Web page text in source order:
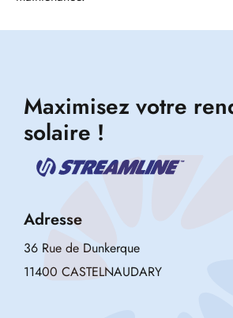
Maximisez votre
solaire !
Adresse
36 Rue de Dunkerque
11400 CASTELNAUDARY